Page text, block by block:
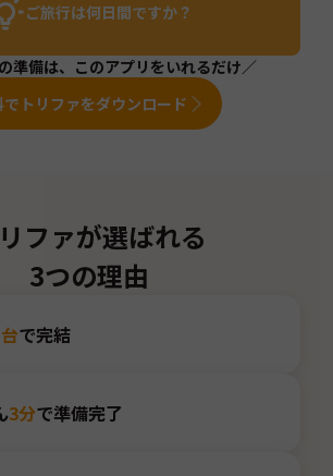
ご旅行は何日間ですか？
準備は、このアプリをいれるだけ／
でトリファをダウンロード
ファが選ばれる
3つの理由
で完結
3分で準備完了